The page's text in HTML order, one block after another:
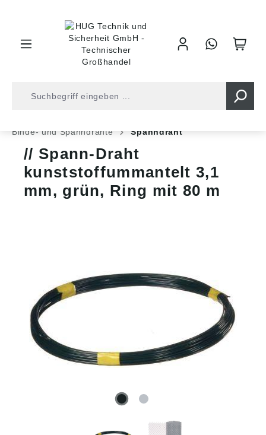
Binde- und Spanndrähte
Spanndraht
Spann-Draht
kunststoffummantelt 3,1
mm, grün, Ring mit 80 m